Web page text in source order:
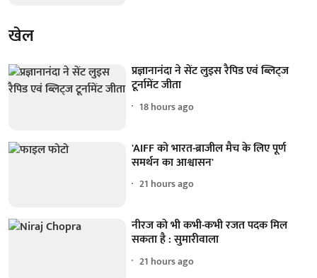
खेल
प्रज्ञानानंदा ने सेंट लुइस रैपिड एवं ब्लिट्ज
टूर्नामेंट जीता
18 hours ago
'AIFF को भारत-ब्राजील मैच के लिए पूर्ण
समर्थन का आश्वासन'
21 hours ago
नीरज को भी कभी-कभी रजत पदक मिल
सकता है : सुमारीवाला
21 hours ago